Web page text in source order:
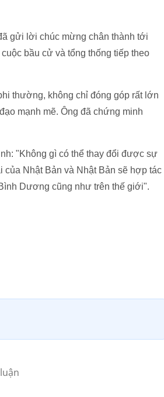
gửi lời chúc mừng chân thành tới
bầu cử và tổng thống tiếp theo
thường, không chỉ đóng góp rất lớn
mạnh mẽ. Ông đã chứng minh
"Không gì có thể thay đổi được sự
của Nhật Bản và Nhật Bản sẽ hợp tác
Dương cũng như trên thế giới".